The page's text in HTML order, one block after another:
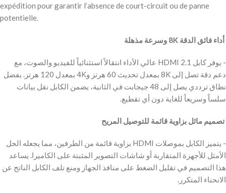
expédition pour garantir l’absence de court-circuit ou de panne
potentielle.
‫ أداء فائق الدقة 8K وسرعة مذهلة
‫- يوفر كابل HDMI 2.1 عالي الأداء انتقالاً استثنائياً للفيديو والصوت، مع
دعم دقة تصل إلى 8K بمعدل تحديث 60 هرتز و4K بمعدل 120 هرتز. بفضل
نطاق ترددي يصل إلى 48 جيجابت في الثانية، يضمن الكابل نقل بيانات
سلساً وسريعاً للغاية دون أي تقطيع.
‫ تصميم مائل بزاوية قائمة للتوصيل المريح
‫- يتميز الكابل بموصلات HDMI بزاوية قائمة من الطرفين، مما يجعله الحل
الأمثل للأجهزة المتقاربة أو شاشات التصوير المثبتة على الكاميرا. يساعد
هذا التصميم في تقليل الضغط على منافذ الجهاز ومنع تلف الكابل الناتج عن
الانحناء المتكرر.